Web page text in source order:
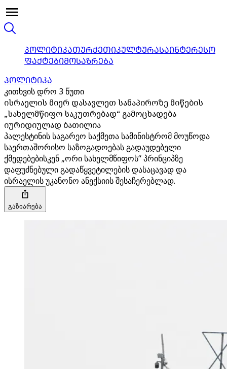
ᲞᲝᲚᲘᲢᲘᲙᲐᲗᲣᲠᲥᲔᲗᲘᲙᲣᲚᲢᲣᲠᲐᲡᲐᲘᲜᲢᲔᲠᲔᲡᲝ
ᲤᲐᲥᲢᲔᲑᲘᲛᲝᲡᲐᲖᲠᲔᲑᲐ
ᲞᲝᲚᲘᲢᲘᲙᲐ
კითხვის დრო 3 წუთი
ისრაელის მიერ დასავლეთ სანაპიროზე მიწების
„სახელმწიფო საკუთრებად“ გამოცხადება
იურიდიულად ბათილია
პალესტინის საგარეო საქმეთა სამინისტრომ მოუწოდა
საერთაშორისო საზოგადოებას გადაუდებელი
ქმედებებისკენ „ორი სახელმწიფოს“ პრინციპზე
დაფუძნებული გადაწყვეტილების დასაცავად და
ისრაელის უკანონო ანექსიის შესაჩერებლად.
გაზიარება